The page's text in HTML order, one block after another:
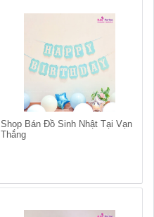
Shop Bán Đồ Sinh Nhật Tại Vạn
Thắng